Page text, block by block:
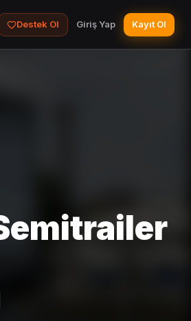
Destek Ol Giriş Yap Kayıt Ol